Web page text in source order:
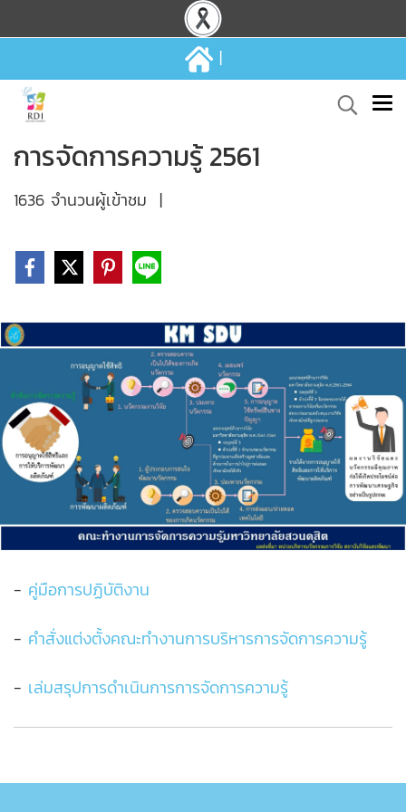
|
การจัดการความรู้ 2561
1636 จำนวนผู้เข้าชม |
- คู่มือการปฏิบัติงาน
- คำสั่งแต่งตั้งคณะทำงานการบริหารการจัดการความรู้
- เล่มสรุปการดำเนินการการจัดการความรู้